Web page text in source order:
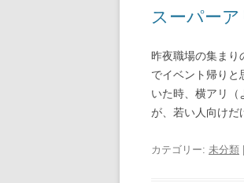
スーパーア
昨夜職場の集まり
でイベント帰りと
いた時、横アリ（
が、若い人向けだ
カテゴリー: 未分類